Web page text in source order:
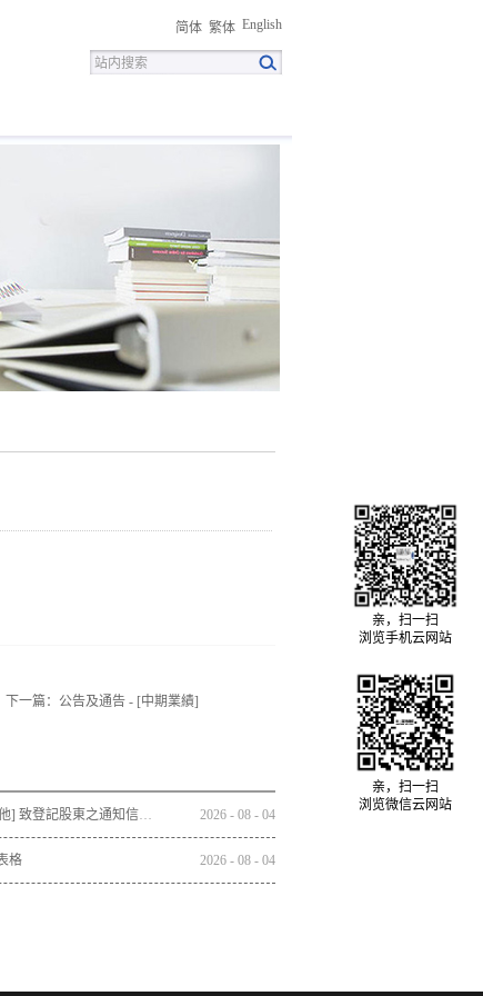
简体 繁体 English
下一篇： 公告及通告 - [中期業績]
通函 - [其他] 致登記股東之通知信函及回條 - 通函連同股東週年大會通告及代表委任表格之發佈通知 2026 - 08 - 04
格 2026 - 08 - 04
亲，扫一扫
浏览手机云网站
亲，扫一扫
浏览微信云网站